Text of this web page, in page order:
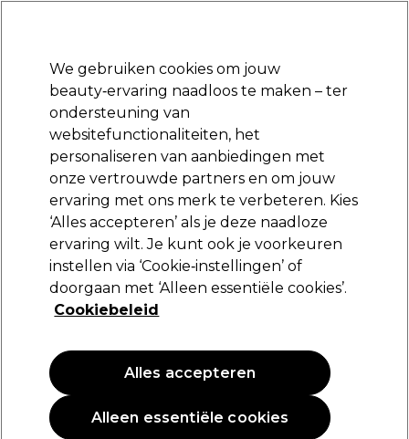
Aanmelden
Merken Deals Haar Elektra
Volgende dag geleverd*
Na verzending, maandag t/m vrijdag
Merken Cina
Cina
Sorteren op:Populariteit
We gebruiken cookies om jouw
beauty‑ervaring naadloos te maken – ter
ondersteuning van
websitefunctionaliteiten, het
personaliseren van aanbiedingen met
onze vertrouwde partners en om jouw
ervaring met ons merk te verbeteren. Kies
‘Alles accepteren’ als je deze naadloze
ervaring wilt. Je kunt ook je voorkeuren
instellen via ‘Cookie‑instellingen’ of
doorgaan met ‘Alleen essentiële cookies’.
Cookiebeleid
Alleen essentiële cookies
Alles accepteren